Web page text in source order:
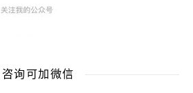
咨询可加微信